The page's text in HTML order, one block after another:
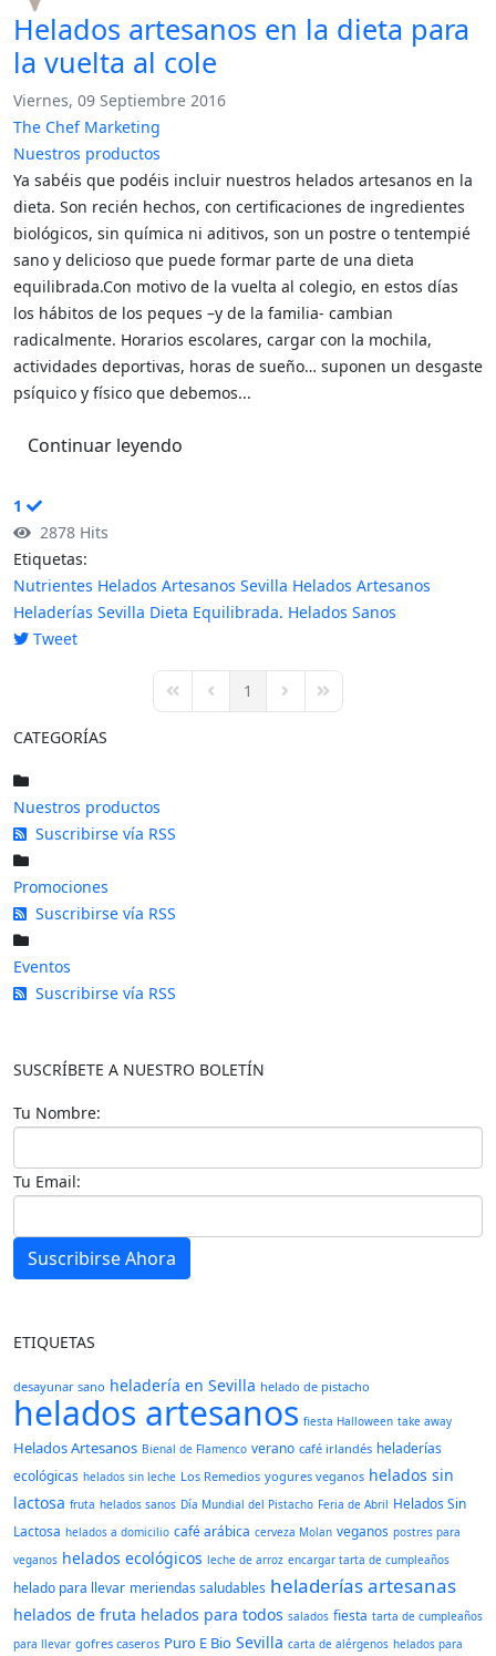
Helados artesanos en la dieta para
la vuelta al cole
Viernes, 09 Septiembre 2016
The Chef Marketing
Nuestros productos
Ya sabéis que podéis incluir nuestros helados artesanos en la
dieta. Son recién hechos, con certificaciones de ingredientes
biológicos, sin química ni aditivos, son un postre o tentempié
sano y delicioso que puede formar parte de una dieta
equilibrada.Con motivo de la vuelta al colegio, en estos días
los hábitos de los peques –y de la familia- cambian
radicalmente. Horarios escolares, cargar con la mochila,
actividades deportivas, horas de sueño… suponen un desgaste
psíquico y físico que debemos...
Continuar leyendo
1
2878 Hits
Etiquetas:
Nutrientes Helados Artesanos Sevilla Helados Artesanos
Heladerías Sevilla Dieta Equilibrada. Helados Sanos
Tweet
First PagePrevious Page
1 Next PageLast Page
CATEGORÍAS
Nuestros productos
Suscribirse vía RSS
Promociones
Suscribirse vía RSS
Eventos
Suscribirse vía RSS
SUSCRÍBETE A NUESTRO BOLETÍN
Tu Nombre:
Tu Email:
Suscribirse Ahora
ETIQUETAS
desayunar sano heladería en Sevilla helado de pistacho
helados artesanos fiesta Halloween take away
Helados Artesanos Bienal de Flamenco verano café irlandés heladerías
ecológicas helados sin leche Los Remedios yogures veganos helados sin
lactosa fruta helados sanos Día Mundial del Pistacho Feria de Abril Helados Sin
Lactosa helados a domicilio café arábica cerveza Molan veganos postres para
veganos helados ecológicos leche de arroz encargar tarta de cumpleaños
helado para llevar meriendas saludables heladerías artesanas
helados de fruta helados para todos salados fiesta tarta de cumpleaños
para llevar gofres caseros Puro E Bio Sevilla carta de alérgenos helados para